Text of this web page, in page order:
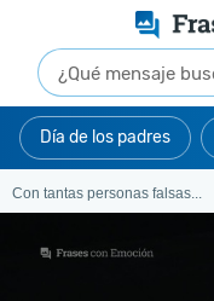
Día de los padres
Con tantas personas falsas...